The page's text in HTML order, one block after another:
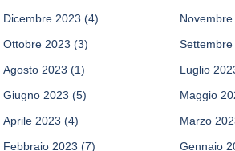
Dicembre 2023 (4) Novembre
Ottobre 2023 (3) Settembre
Agosto 2023 (1) Luglio
Giugno 2023 (5) Maggio
Aprile 2023 (4) Marzo
Febbraio 2023 (7) Gennaio